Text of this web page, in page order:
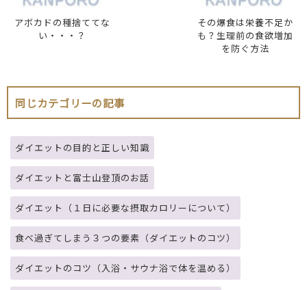
アボカドの種捨ててな
い・・・？
その爆食は栄養不足か
も？生理前の食欲増加
を防ぐ方法
同じカテゴリーの記事
ダイエットの目的と正しい知識
ダイエットと富士山登頂のお話
ダイエット（１日に必要な摂取カロリーについて）
食べ過ぎてしまう３つの要素（ダイエットのコツ）
ダイエットのコツ（入浴・サウナ浴で体を温める）